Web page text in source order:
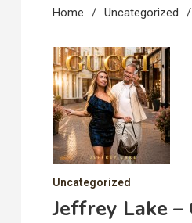
Home Uncategorized
Uncategorized
Jeffrey Lake –